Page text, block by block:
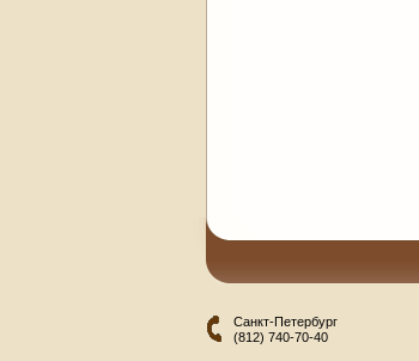
Санкт-Петербург
(812) 740-70-40